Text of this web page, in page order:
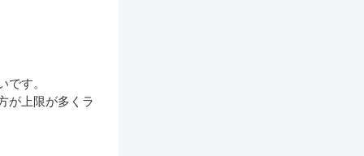
す。
が上限が多くラ